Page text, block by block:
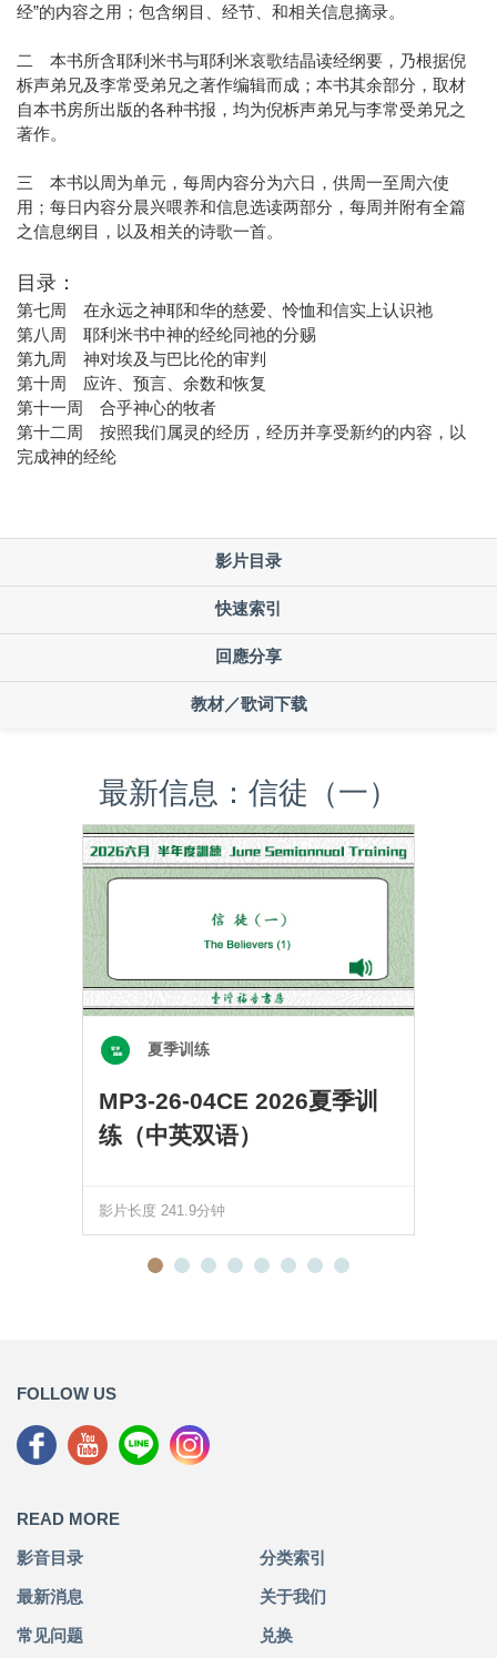
经”的内容之用；包含纲目、经节、和相关信息摘录。
二 本书所含耶利米书与耶利米哀歌结晶读经纲要，乃根据倪
柝声弟兄及李常受弟兄之著作编辑而成；本书其余部分，取材
自本书房所出版的各种书报，均为倪柝声弟兄与李常受弟兄之
著作。
三 本书以周为单元，每周内容分为六日，供周一至周六使
用；每日内容分晨兴喂养和信息选读两部分，每周并附有全篇
之信息纲目，以及相关的诗歌一首。
目录：
第七周 在永远之神耶和华的慈爱、怜恤和信实上认识祂
第八周 耶利米书中神的经纶同祂的分赐
第九周 神对埃及与巴比伦的审判
第十周 应许、预言、余数和恢复
第十一周 合乎神心的牧者
第十二周 按照我们属灵的经历，经历并享受新约的内容，以
完成神的经纶
影片目录
快速索引
回應分享
教材／歌词下载
最新信息：信徒（一）
夏季训练
MP3-26-04CE 2026夏季训
练（中英双语）
影片长度 241.9分钟
FOLLOW US
READ MORE
影音目录 分类索引
最新消息 关于我们
常见问题 兑换